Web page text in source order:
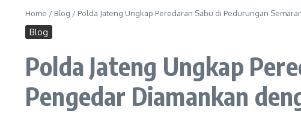
Home / Blog / Polda Jateng Ungkap Peredaran Sabu di Pedurungan
Blog
Polda Jateng Ungkap
Pengedar Diamankan